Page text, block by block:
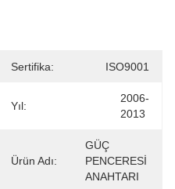
Sertifika: ISO9001
Yıl:
2006-
2013
Ürün Adı:
GÜÇ
PENCERESİ
ANAHTARI